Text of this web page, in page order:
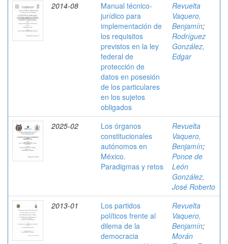
2014-08
Manual técnico-
jurídico para
implementación de
los requisitos
previstos en la ley
federal de
protección de
datos en posesión
de los particulares
en los sujetos
obligados
Revuelta
Vaquero,
Benjamín;
Rodríguez
González,
Edgar
2025-02
Los órganos
constitucionales
autónomos en
México.
Paradigmas y retos
Revuelta
Vaquero,
Benjamín;
Ponce de
León
González,
José Roberto
2013-01
Los partidos
políticos frente al
dilema de la
democracia
Revuelta
Vaquero,
Benjamín;
Morán